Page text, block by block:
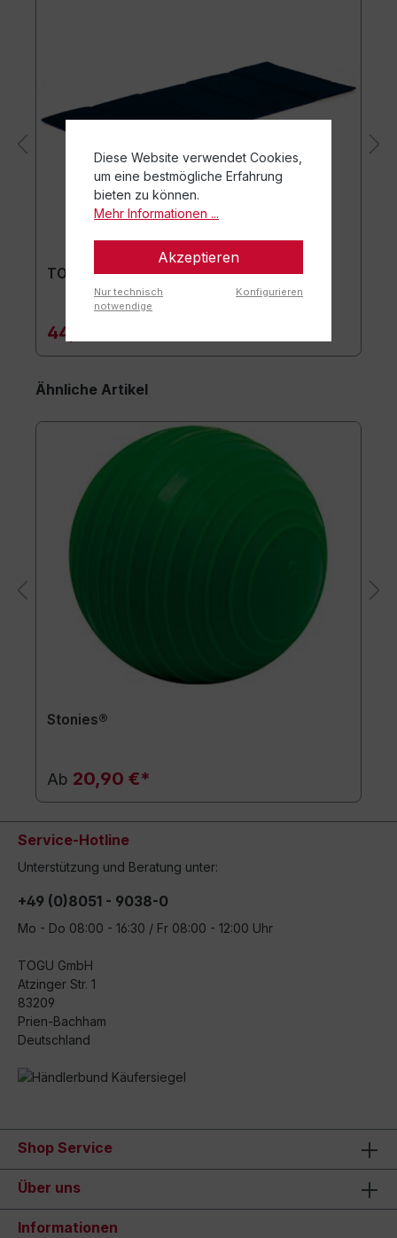
TOGU Premium Easy Matte
44,90 €*
Ähnliche Artikel
Stonies®
Ab 20,90 €*
Service-Hotline
Unterstützung und Beratung unter:
+49 (0)8051 - 9038-0
Mo - Do 08:00 - 16:30 / Fr 08:00 - 12:00 Uhr
TOGU GmbH
Atzinger Str. 1
83209
Prien-Bachham
Deutschland
Shop Service
Über uns
Informationen
Diese Website verwendet Cookies,
um eine bestmögliche Erfahrung
bieten zu können.
Mehr Informationen ...
Akzeptieren
Nur technisch
notwendige
Konfigurieren